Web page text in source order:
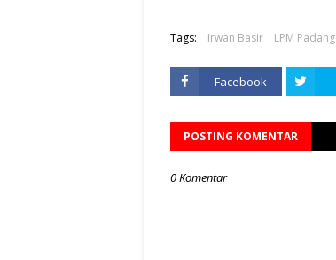
Tags: Irwan Basir LPM Padang
Facebook
POSTING KOMENTAR
0 Komentar